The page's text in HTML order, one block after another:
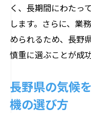
く、長期間にわたっ
します。さらに、業
められるため、長野
慎重に選ぶことが成
長野県の気候
機の選び方